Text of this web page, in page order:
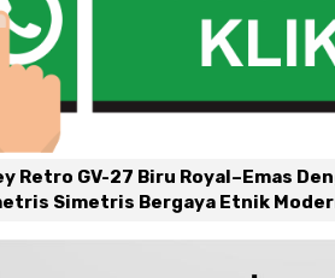
Retro GV-27 Biru Royal–Emas
Simetris Bergaya Etnik